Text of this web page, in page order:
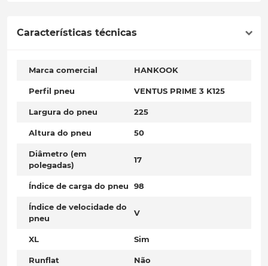
Características técnicas
Marca comercial HANKOOK
Perfil pneu VENTUS PRIME 3 K125
Largura do pneu 225
Altura do pneu 50
Diâmetro (em
polegadas)
17
Índice de carga do pneu 98
Índice de velocidade do
pneu
V
XL Sim
Runflat Não